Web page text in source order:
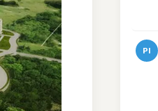
PI